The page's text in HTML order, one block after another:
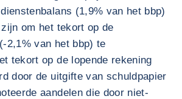
(1,9% van het bbp)
om het tekort op de
2,1% van het bbp) te
tekort op de lopende rekening
door de uitgifte van schuldpapier
aandelen die door niet-